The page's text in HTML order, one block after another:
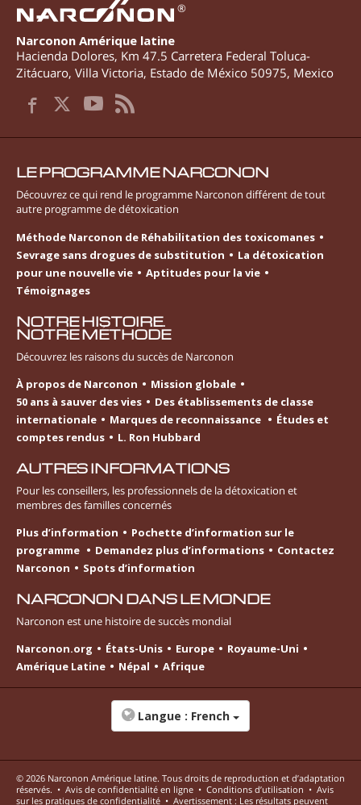
®
Narconon Amérique latine
Hacienda Dolores, Km 47.5 Carretera Federal Toluca-
Zitácuaro, Villa Victoria, Estado de México 50975, Mexico
LE PROGRAMME NARCONON
Découvrez ce qui rend le programme Narconon différent de tout
autre programme de détoxication
Méthode Narconon de Réhabilitation des toxicomanes
Sevrage sans drogues de substitution
La détoxication
pour une nouvelle vie
Aptitudes pour la vie
Témoignages
NOTRE HISTOIRE.
NOTRE MÉTHODE
Découvrez les raisons du succès de Narconon
À propos de Narconon
Mission globale
50 ans à sauver des vies
Des établissements de classe
internationale
Marques de reconnaissance
Études et
comptes rendus
L. Ron Hubbard
AUTRES INFORMATIONS
Pour les conseillers, les professionnels de la détoxication et
membres des familles concernés
Plus d’information
Pochette d’information sur le
programme
Demandez plus d’informations
Contactez
Narconon
Spots d’information
NARCONON DANS LE MONDE
Narconon est une histoire de succès mondial
Narconon.org
États-Unis Europe
Royaume-Uni
Amérique Latine
Népal Afrique
Langue : French
© 2026 Narconon Amérique latine. Tous droits de reproduction et d’adaptation
réservés. • Avis de confidentialité en ligne • Conditions d’utilisation • Avis
sur les pratiques de confidentialité • Avertissement : Les résultats peuvent